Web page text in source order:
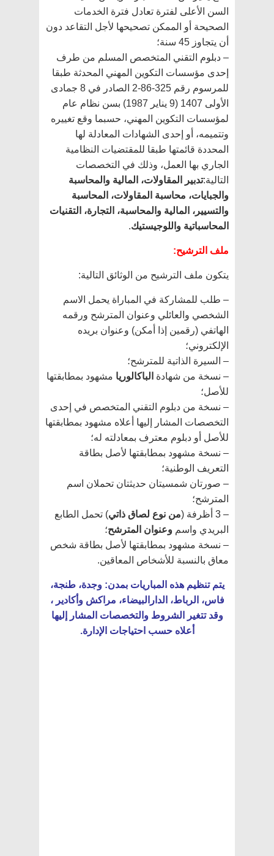
السن الأعلى لفترة تعادل فترة الخدمات
الصحيحة أو الممكن تصحيحها لأجل التقاعد دون
أن يتجاوز 45 سنة؛
– دبلوم التقني المتخصص المسلم من طرف
إحدى مؤسسات التكوين المهني المحدثة طبقا
للمرسوم رقم 325-86-2 الصادر في 8 جمادى
الأولى 1407 (9 يناير 1987) بسن نظام عام
لمؤسسات التكوين المهني، حسبما وقع تغييره
وتتميمه، أو إحدى الشهادات المعادلة لها
المحددة قائمتها طبقا للمقتضيات النظامية
الجاري بها العمل، وذلك في التخصصات
التالية:تدبير المقاولات، المالية والمحاسبة
والجبايات، محاسبة المقاولات، المحاسبة
والتسيير، المالية والمحاسبة، التجارة، التقنيات
المحاسباتية واللوجيستيك.
ملف الترشيح:
يتكون ملف الترشيح من الوثائق التالية:
– طلب للمشاركة في المباراة يحمل الاسم
الشخصي والعائلي وعنوان المترشح ورقمه
الهاتفي (رقمين إذا أمكن) وعنوان بريده
الإلكتروني؛
– السيرة الذاتية للمترشح؛
– نسخة من شهادة الباكالوريا مشهود بمطابقتها
للأصل؛
– نسخة من دبلوم التقني المتخصص في إحدى
التخصصات المشار إليها أعلاه مشهود بمطابقتها
للأصل أو دبلوم معترف بمعادلته له؛
– نسخة مشهود بمطابقتها لأصل بطاقة
التعريف الوطنية؛
– صورتان شمسيتان حديثتان تحملان اسم
المترشح؛
– 3 أظرفة (
من نوع لصاق ذاتي) تحمل الطابع
البريدي واسم وعنوان المترشح؛
– نسخة مشهود بمطابقتها لأصل بطاقة شخص
معاق بالنسبة للأشخاص المعاقين.
يتم تنظيم هذه المباريات بمدن: وجدة، طنجة،
فاس، الرباط، الدارالبيضاء، مراكش وأكادير ،
وقد تتغير الشروط والتخصصات المشار إليها
أعلاه حسب احتياجات الإدارة.